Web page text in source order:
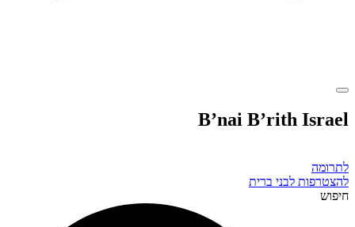
B’nai B’rith Israel
לתרומה
להצטרפות לבני ברית
חיפוש